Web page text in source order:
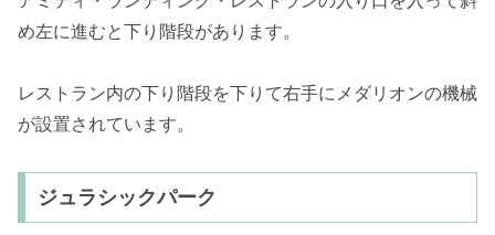
め左に進むと下り階段があります。
レストラン内の下り階段を下りて右手にメダリオンの機械
が設置されています。
ジュラシックパーク